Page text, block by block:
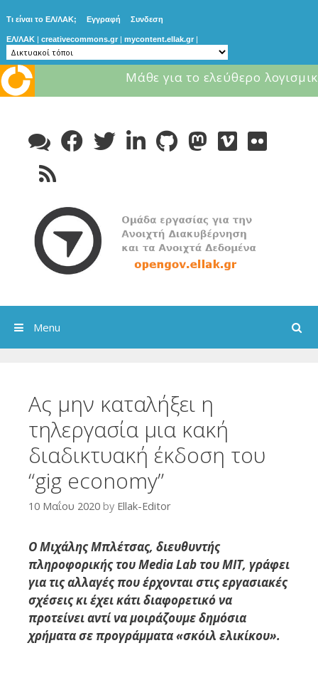
Τι είναι το ΕΛ/ΛΑΚ; Εγγραφή Συνδεση
ΕΛ/ΛΑΚ | creativecommons.gr | mycontent.ellak.gr |
Μάθε για το ελεύθερο
content
Search
Menu
Ας μην καταλήξει η
τηλεργασία μια κακή
διαδικτυακή έκδοση του
“gig economy”
10 Μαΐου 2020 by Ellak-Editor
Ο Μιχάλης Μπλέτσας, διευθυντής
πληροφορικής του Media Lab του ΜΙΤ, γράφει
για τις αλλαγές που έρχονται στις εργασιακές
σχέσεις κι έχει κάτι διαφορετικό να
προτείνει αντί να μοιράζουμε δημόσια
χρήματα σε προγράμματα «σκόιλ ελικίκου».